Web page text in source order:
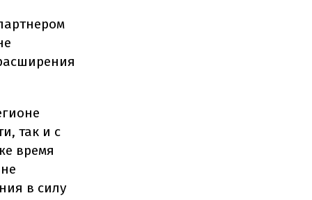
так и с
время
в силу